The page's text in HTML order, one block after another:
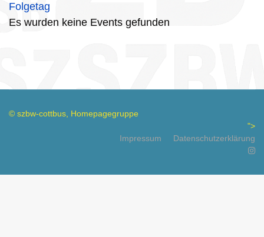
Folgetag
Es wurden keine Events gefunden
© szbw-cottbus, Homepagegruppe
Impressum
">
Datenschutzerklärung